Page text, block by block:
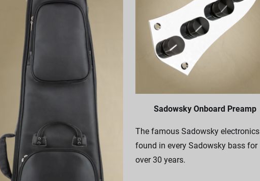
Sadowsky Onboard Preamp
The famous Sadowsky electronics
found in every Sadowsky bass for
over 30 years.